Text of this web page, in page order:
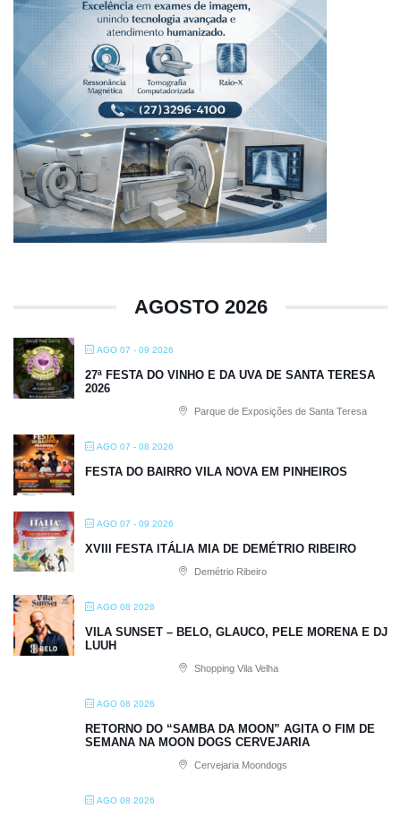
AGOSTO 2026
AGO 07 - 09 2026
27ª FESTA DO VINHO E DA UVA DE SANTA TERESA
2026
Parque de Exposições de Santa Teresa
AGO 07 - 08 2026
FESTA DO BAIRRO VILA NOVA EM PINHEIROS
AGO 07 - 09 2026
XVIII FESTA ITÁLIA MIA DE DEMÉTRIO RIBEIRO
Demétrio Ribeiro
AGO 08 2026
VILA SUNSET – BELO, GLAUCO, PELE MORENA E DJ
LUUH
Shopping Vila Velha
AGO 08 2026
RETORNO DO “SAMBA DA MOON” AGITA O FIM DE
SEMANA NA MOON DOGS CERVEJARIA
Cervejaria Moondogs
AGO 08 2026